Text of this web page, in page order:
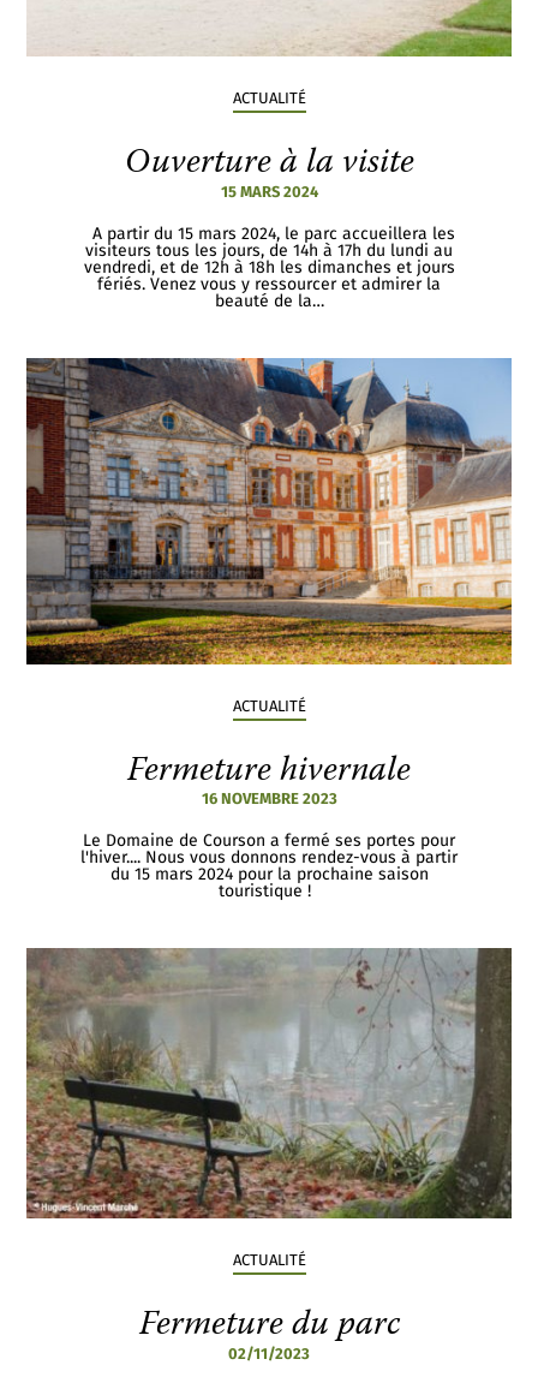
ACTUALITÉ
Ouverture à la visite
15 MARS 2024
A partir du 15 mars 2024, le parc accueillera les
visiteurs tous les jours, de 14h à 17h du lundi au
vendredi, et de 12h à 18h les dimanches et jours
fériés. Venez vous y ressourcer et admirer la
beauté de la…
ACTUALITÉ
Fermeture hivernale
16 NOVEMBRE 2023
Le Domaine de Courson a fermé ses portes pour
l'hiver.... Nous vous donnons rendez-vous à partir
du 15 mars 2024 pour la prochaine saison
touristique !
ACTUALITÉ
Fermeture du parc
02/11/2023